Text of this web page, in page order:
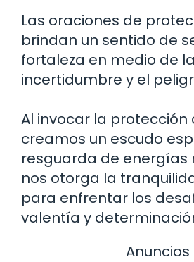
Las oraciones de
brindan un sentido de
fortaleza en medio de la
incertidumbre y el
Al invocar la protección
creamos un escudo
resguarda de energías
nos otorga la
para enfrentar los
valentía y
Anuncios